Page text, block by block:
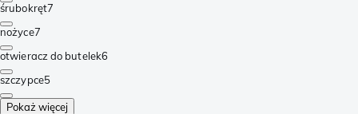
śrubokręt7
nożyce7
otwieracz do butelek6
szczypce5
Pokaż więcej